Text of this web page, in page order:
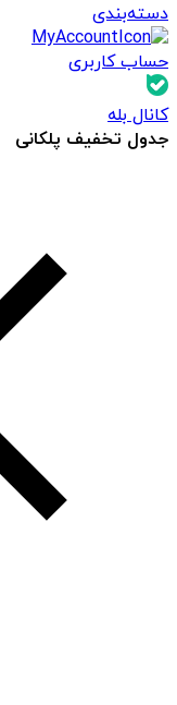
دسته‌بندی
حساب کاربری
کانال بله
جدول تخفیف پلکانی